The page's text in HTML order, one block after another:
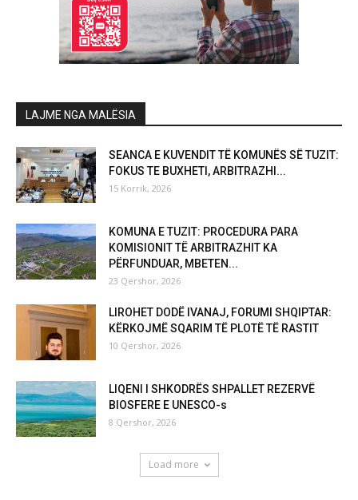
LAJME NGA MALËSIA
SEANCA E KUVENDIT TË KOMUNËS SË TUZIT:
FOKUS TE BUXHETI, ARBITRAZHI...
15 Korrik, 2026
KOMUNA E TUZIT: PROCEDURA PARA
KOMISIONIT TË ARBITRAZHIT KA
PËRFUNDUAR, MBETEN...
23 Qershor, 2026
LIROHET DODË IVANAJ, FORUMI SHQIPTAR:
KËRKOJMË SQARIM TË PLOTË TË RASTIT
10 Qershor, 2026
LIQENI I SHKODRËS SHPALLET REZERVË
BIOSFERE E UNESCO-s
8 Qershor, 2026
Load more